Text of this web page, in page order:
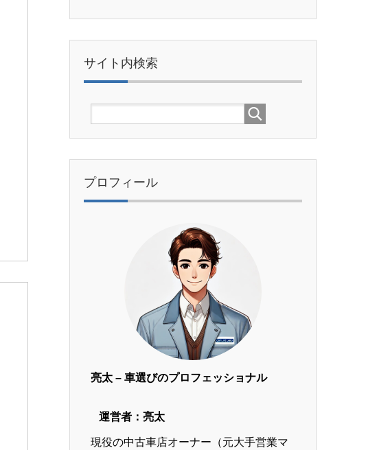
サイト内検索
プロフィール
亮太 – 車選びのプロフェッショナル
運営者：亮太
現役の中古車店オーナー（元大手営業マ